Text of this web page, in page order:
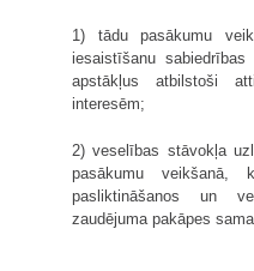
1) tādu pasākumu
iesaistīšanu
apstākļus atbilstoši
interesēm;
2) veselības stāvokļa
pasākumu veikšanā,
pasliktināšanos un
zaudējuma pakāpes